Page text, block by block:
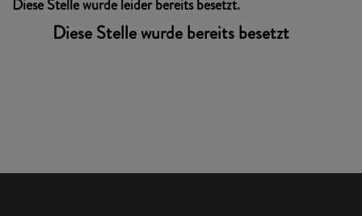
Diese Stelle wurde leider bereits besetzt.
Diese Stelle wurde bereits besetzt